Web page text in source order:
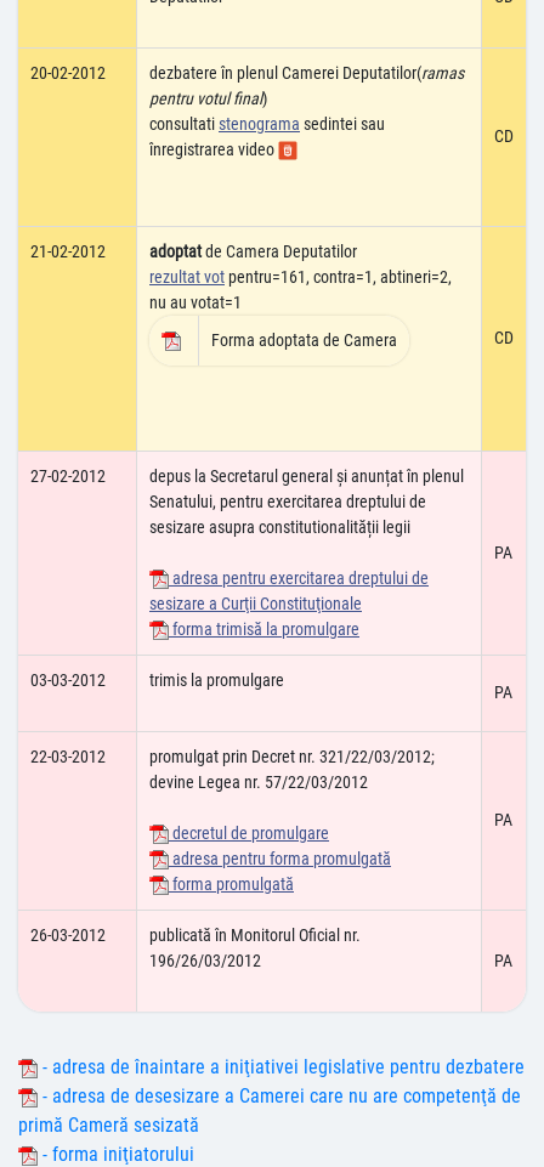
20-02-2012 dezbatere în plenul Camerei Deputatilor(ramas
pentru votul final)
consultatistenograma sedintei sau
înregistrarea video
CD
21-02-2012 adoptatde Camera Deputatilor
rezultat vot pentru=161, contra=1, abtineri=2,
nu au votat=1
Forma adoptata de Camera
CD
27-02-2012
depus la Secretarul general și anunțat în plenul
Senatului, pentru exercitarea dreptului de
sesizare asupra constitutionalității legii
adresa pentru exercitarea dreptului de
sesizare a Curţii Constituţionale
forma trimisă la promulgare
PA
03-03-2012 trimis la promulgare
PA
22-03-2012
promulgat prin Decret nr. 321/22/03/2012;
devine Legea nr. 57/22/03/2012
decretul de promulgare
adresa pentru forma promulgată
forma promulgată
PA
26-03-2012
publicată în Monitorul Oficial nr.
196/26/03/2012
PA
- adresa de înaintare a iniţiativei legislative pentru dezbatere
- adresa de desesizare a Camerei care nu are competenţă de
primă Cameră sesizată
- forma iniţiatorului